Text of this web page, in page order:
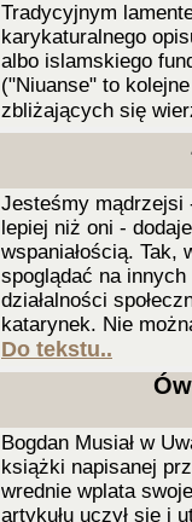
Tradycyjnym
karykaturalnego
albo islamskiego
("Niuanse" to
zbliżających się
Jesteśmy mądrzejsi
lepiej niż oni -
wspaniałością.
spoglądać na
działalności
katarynek. Nie
Do tekstu..
Bogdan Musiał w
książki napisanej
wrednie wplata
artykułu uczył się i